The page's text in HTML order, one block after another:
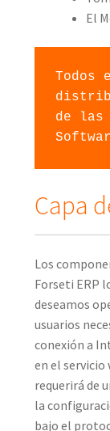
El
Todos
de las
Capa
Los
Forseti ERP
deseamos
usuarios
conexión a
en el servicio
requerirá de
la
bajo el